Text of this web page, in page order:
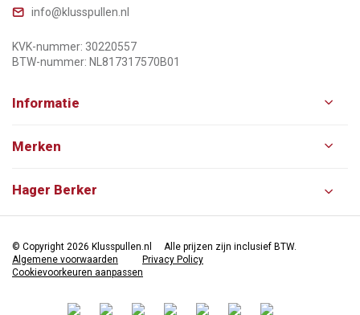
info@klusspullen.nl
KVK-nummer: 30220557
BTW-nummer: NL817317570B01
Informatie
Merken
Hager Berker
© Copyright 2026 Klusspullen.nl
Alle prijzen zijn inclusief BTW.
Algemene voorwaarden
Privacy Policy
Cookievoorkeuren aanpassen